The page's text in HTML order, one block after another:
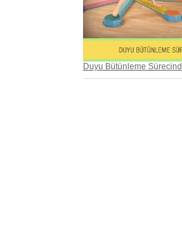
Duyu Bütünleme